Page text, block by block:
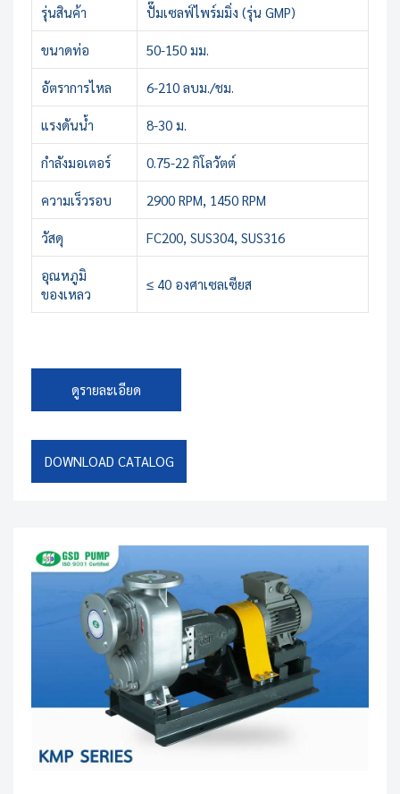
รุ่นสินค้า ปั๊มเซลฟ์ไพร์มมิ่ง (รุ่น GMP)
ขนาดท่อ 50-150 มม.
อัตราการไหล 6-210 ลบม./ชม.
แรงดันน้ำ 8-30 ม.
กำลังมอเตอร์ 0.75-22 กิโลวัตต์
ความเร็วรอบ 2900 RPM, 1450 RPM
วัสดุ FC200, SUS304, SUS316
อุณหภูมิ
ของเหลว
≤ 40 องศาเซลเซียส
ดูรายละเอียด
DOWNLOAD CATALOG